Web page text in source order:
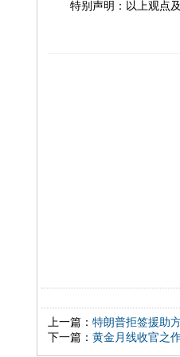
特别声明：以上观点及
上一篇： 特朗普拒签援助
下一篇： 黄金月线收官之